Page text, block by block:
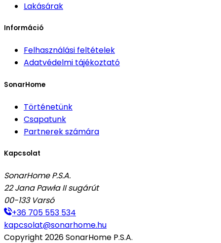
Lakásárak
Információ
Felhasználási feltételek
Adatvédelmi tájékoztató
SonarHome
Történetünk
Csapatunk
Partnerek számára
Kapcsolat
SonarHome P.S.A.
22 Jana Pawła II sugárút
00-133 Varsó
+36 705 553 534
kapcsolat@sonarhome.hu
Copyright 2026SonarHome P.S.A.